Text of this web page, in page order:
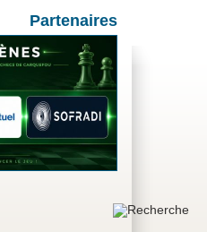
Partenaires